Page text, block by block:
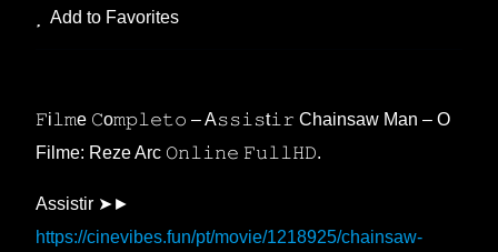
Add to Favorites
𝙵i𝚕𝚖e 𝙲o𝚖𝚙𝚕𝚎𝚝𝚘 – A𝚜𝚜𝚒𝚜t𝚒𝚛 Chainsaw Man – O
Filme: Reze Arc 𝙾𝚗𝚕𝚒𝚗𝚎 𝙵𝚞𝚕𝚕𝙷𝙳.
Assistir ➤►
https://cinevibes.fun/pt/movie/1218925/chainsaw-